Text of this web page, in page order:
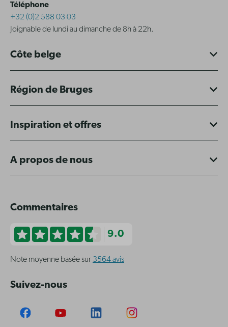
Téléphone
+32 (0)2 588 03 03
Joignable de lundi au dimanche de 8h à 22h.
Côte belge
Région de Bruges
Inspiration et offres
A propos de nous
Commentaires
9.0
Note moyenne basée sur 3564 avis
Suivez-nous